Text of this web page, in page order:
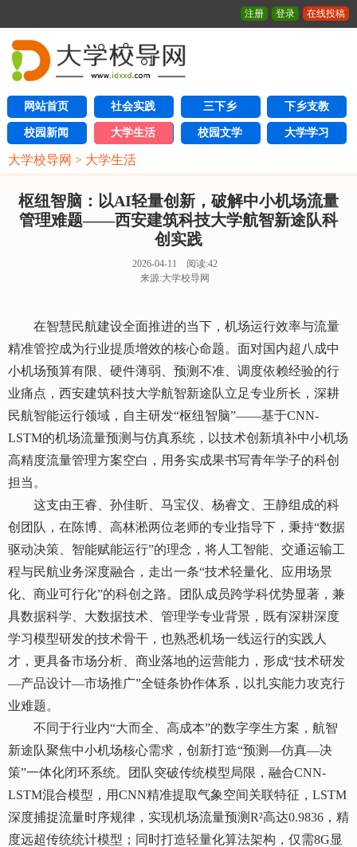
注册 登录 在线投稿
网站首页 社会实践 三下乡 下乡支教
校园新闻 大学生活 校园文学 大学学习
大学校导网 > 大学生活
枢纽智脑：以AI轻量创新，破解中小机场流量
管理难题——西安建筑科技大学航智新途队科
创实践
2026-04-11 阅读:42
来源:大学校导网
在智慧民航建设全面推进的当下，机场运行效率与流量
精准管控成为行业提质增效的核心命题。面对国内超八成中
小机场预算有限、硬件薄弱、预测不准、调度依赖经验的行
业痛点，西安建筑科技大学航智新途队立足专业所长，深耕
民航智能运行领域，自主研发“枢纽智脑”——基于CNN-
LSTM的机场流量预测与仿真系统，以技术创新填补中小机场
高精度流量管理方案空白，用务实成果书写青年学子的科创
担当。
这支由王睿、孙佳昕、马宝仪、杨睿文、王静组成的科
创团队，在陈博、高林淞两位老师的专业指导下，秉持“数据
驱动决策、智能赋能运行”的理念，将人工智能、交通运输工
程与民航业务深度融合，走出一条“技术轻量化、应用场景
化、商业可行化”的科创之路。团队成员跨学科优势显著，兼
具数据科学、大数据技术、管理学专业背景，既有深耕深度
学习模型研发的技术骨干，也熟悉机场一线运行的实践人
才，更具备市场分析、商业落地的运营能力，形成“技术研发
—产品设计—市场推广”全链条协作体系，以扎实能力攻克行
业难题。
不同于行业内“大而全、高成本”的数字孪生方案，航智
新途队聚焦中小机场核心需求，创新打造“预测—仿真—决
策”一体化闭环系统。团队突破传统模型局限，融合CNN-
LSTM混合模型，用CNN精准提取气象空间关联特征，LSTM
深度捕捉流量时序规律，实现机场流量预测R²高达0.9836，精
度远超传统统计模型；同时打造轻量化算法架构，仅需8G显